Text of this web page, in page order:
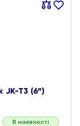
Порівняти
В
JK-T3 (6”)
В наявності